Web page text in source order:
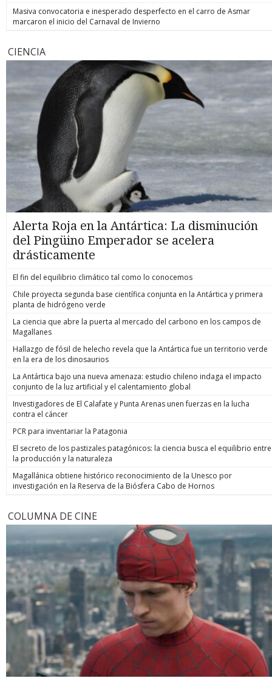
Masiva convocatoria e inesperado desperfecto en el carro de Asmar
marcaron el inicio del Carnaval de Invierno
CIENCIA
Alerta Roja en la Antártica: La disminución
del Pingüino Emperador se acelera
drásticamente
El fin del equilibrio climático tal como lo conocemos
Chile proyecta segunda base científica conjunta en la Antártica y primera
planta de hidrógeno verde
La ciencia que abre la puerta al mercado del carbono en los campos de
Magallanes
Hallazgo de fósil de helecho revela que la Antártica fue un territorio verde
en la era de los dinosaurios
La Antártica bajo una nueva amenaza: estudio chileno indaga el impacto
conjunto de la luz artificial y el calentamiento global
Investigadores de El Calafate y Punta Arenas unen fuerzas en la lucha
contra el cáncer
PCR para inventariar la Patagonia
El secreto de los pastizales patagónicos: la ciencia busca el equilibrio entre
la producción y la naturaleza
Magallánica obtiene histórico reconocimiento de la Unesco por
investigación en la Reserva de la Biósfera Cabo de Hornos
COLUMNA DE CINE